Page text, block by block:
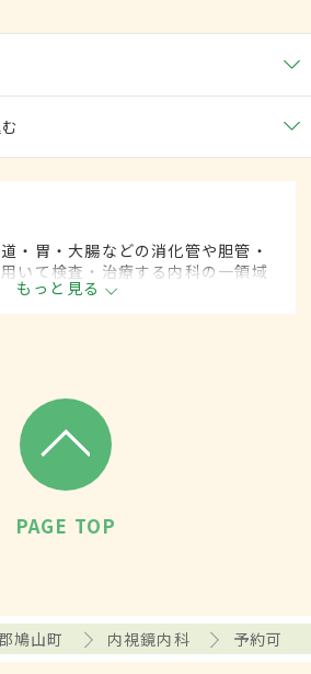
・胃・大腸などの消化管や胆管・
いて検査・治療する内科の一領域
もっと見る
PAGE TOP
鳩山町 内視鏡内科 予約可